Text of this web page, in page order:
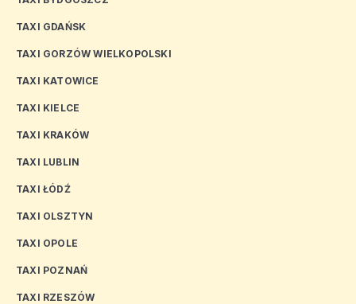
TAXI GDAŃSK
TAXI GORZÓW WIELKOPOLSKI
TAXI KATOWICE
TAXI KIELCE
TAXI KRAKÓW
TAXI LUBLIN
TAXI ŁÓDŹ
TAXI OLSZTYN
TAXI OPOLE
TAXI POZNAŃ
TAXI RZESZÓW